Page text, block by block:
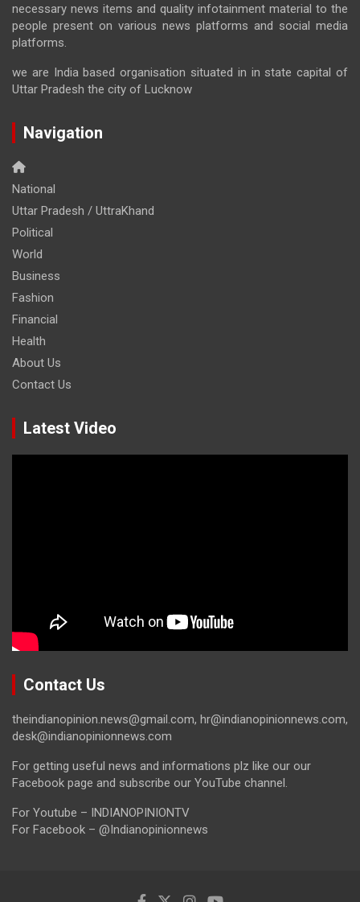
necessary news items and quality infotainment material to the
people present on various news platforms and social media
platforms.
we are India based organisation situated in in state capital of
Uttar Pradesh the city of Lucknow
Navigation
National
Uttar Pradesh / UttraKhand
Political
World
Business
Fashion
Financial
Health
About Us
Contact Us
Latest Video
Contact Us
theindianopinion.news@gmail.com, hr@indianopinionnews.com,
desk@indianopinionnews.com
For getting useful news and informations plz like our our
Facebook page and subscribe our YouTube channel.
For Youtube – INDIANOPINIONTV
For Facebook – @Indianopinionnews